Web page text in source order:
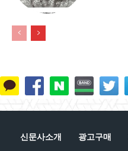
신문사소개 광고구매